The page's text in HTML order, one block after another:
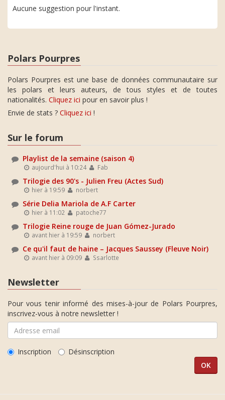
Aucune suggestion pour l'instant.
Polars Pourpres
Polars Pourpres est une base de données communautaire sur
les polars et leurs auteurs, de tous styles et de toutes
nationalités. Cliquez ici pour en savoir plus !
Envie de stats ? Cliquez ici !
Sur le forum
Playlist de la semaine (saison 4)
aujourd'hui à 10:24 Fab
Trilogie des 90's - Julien Freu (Actes Sud)
hier à 19:59 norbert
Série Delia Mariola de A.F Carter
hier à 11:02 patoche77
Trilogie Reine rouge de Juan Gómez-Jurado
avant hier à 19:59 norbert
Ce qu'il faut de haine – Jacques Saussey (Fleuve Noir)
avant hier à 09:09 Ssarlotte
Newsletter
Pour vous tenir informé des mises-à-jour de Polars Pourpres,
inscrivez-vous à notre newsletter !
Inscription Désinscription